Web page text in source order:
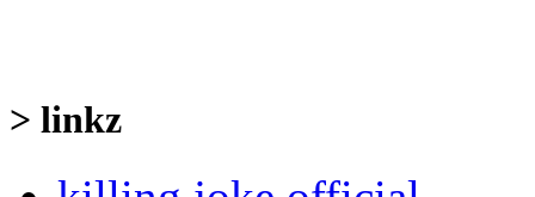
> linkz